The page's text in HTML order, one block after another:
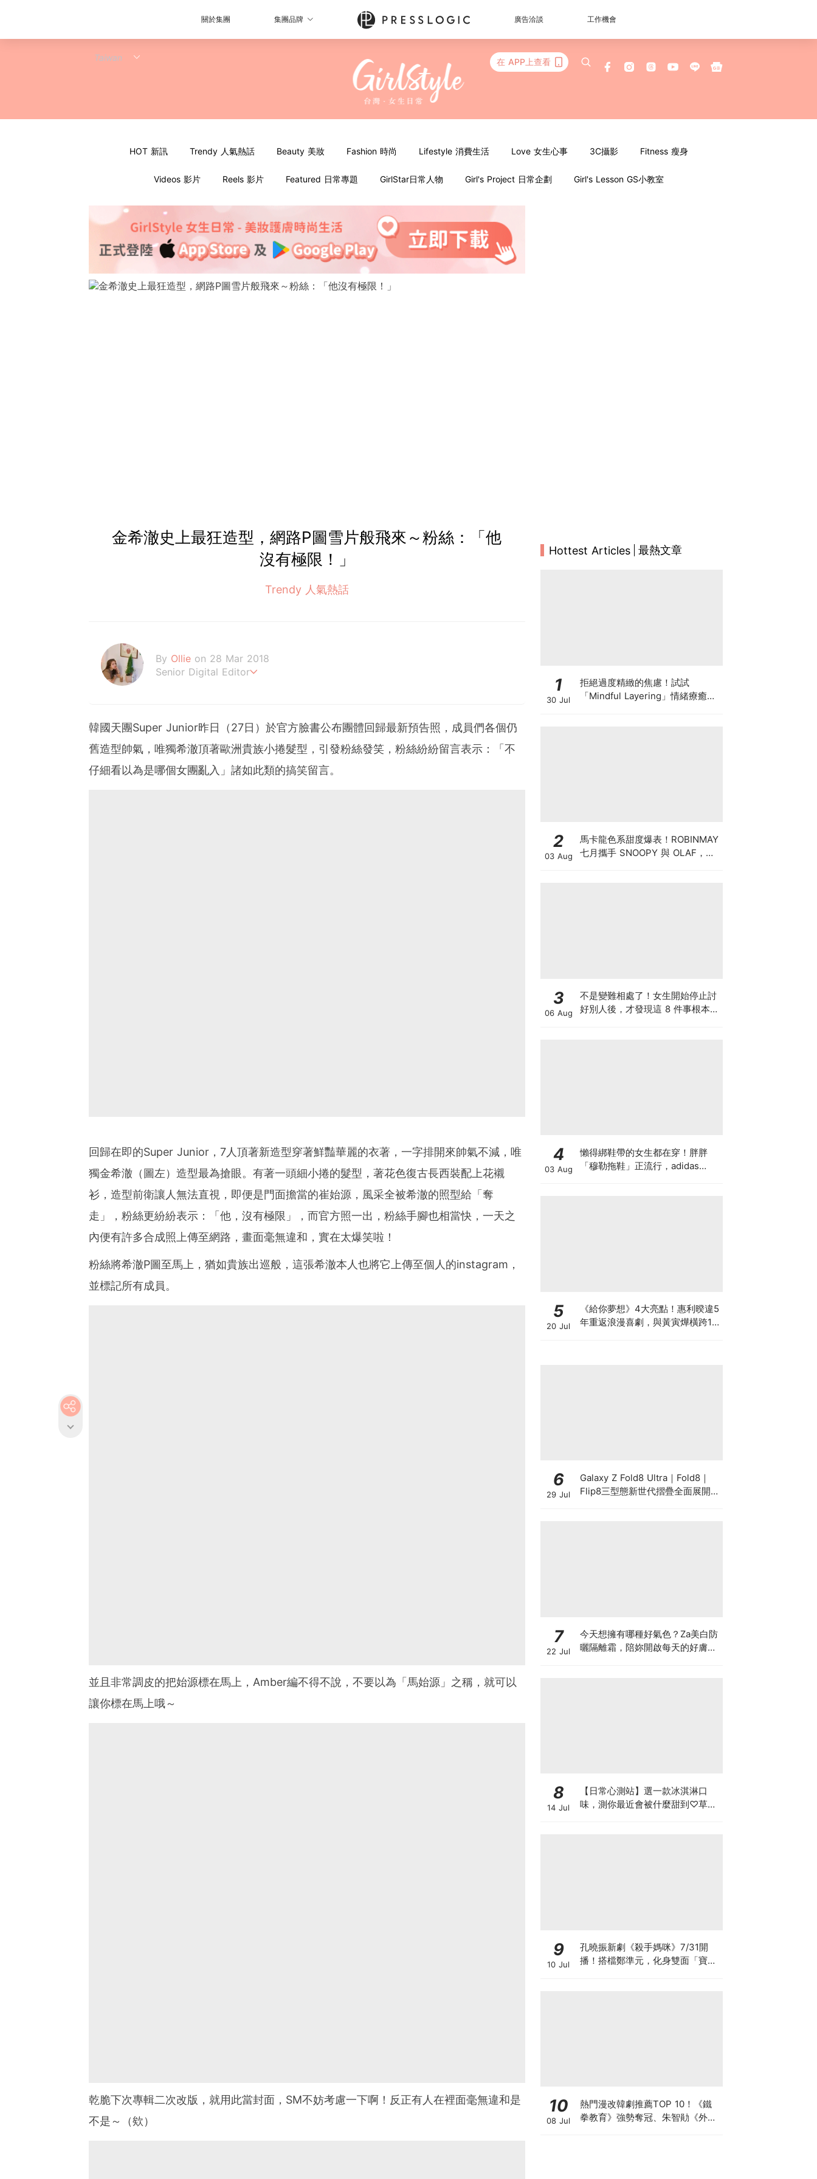
關於集團 集團品牌 廣告洽談 工作機會
在 APP上查看
HOT 新訊 Trendy 人氣熱話 Beauty 美妝 Fashion 時尚 Lifestyle 消費生活 Love 女生心事 3C攝影 Fitness 瘦身
Videos 影片 Reels 影片 Featured 日常專題 GirlStar日常人物 Girl's Project 日常企劃 Girl's Lesson GS小教室
金希澈史上最狂造型，網路P圖雪片般飛來～粉絲：「他
沒有極限！」
Trendy 人氣熱話
By Ollie on 28 Mar 2018
Senior Digital Editor
韓國天團Super Junior昨日（27日）於官方臉書公布團體回歸最新預告照，成員們各個仍
舊造型帥氣，唯獨希澈頂著歐洲貴族小捲髮型，引發粉絲發笑，粉絲紛紛留言表示：「不
仔細看以為是哪個女團亂入」諸如此類的搞笑留言。
回歸在即的Super Junior，7人頂著新造型穿著鮮豔華麗的衣著，一字排開來帥氣不減，唯
獨金希澈（圖左）造型最為搶眼。有著一頭細小捲的髮型，著花色復古長西裝配上花襯
衫，造型前衛讓人無法直視，即便是門面擔當的崔始源，風采全被希澈的照型給「奪
走」，粉絲更紛紛表示：「他，沒有極限」，而官方照一出，粉絲手腳也相當快，一天之
內便有許多合成照上傳至網路，畫面毫無違和，實在太爆笑啦！
粉絲將希澈P圖至馬上，猶如貴族出巡般，這張希澈本人也將它上傳至個人的instagram，
並標記所有成員。
並且非常調皮的把始源標在馬上，Amber編不得不說，不要以為「馬始源」之稱，就可以
讓你標在馬上哦～
乾脆下次專輯二次改版，就用此當封面，SM不妨考慮一下啊！反正有人在裡面毫無違和是
不是～（欸）
Hottest Articles 最熱文章
1
30 Jul
拒絕過度精緻的焦慮！試試
「Mindful Layering」情緒療癒
2
03 Aug
馬卡龍色系甜度爆表！ROBINMAY
七月攜手 SNOOPY 與 OLAF，打
3
06 Aug
不是變難相處了！女生開始停止討
好別人後，才發現這 8 件事根本沒
4
03 Aug
懶得綁鞋帶的女生都在穿！胖胖
「穆勒拖鞋」正流行，adidas
5
20 Jul
《給你夢想》4大亮點！惠利暌違5
年重返浪漫喜劇，與黃寅燁橫跨15
6
29 Jul
Galaxy Z Fold8 Ultra｜Fold8｜
Flip8三型態新世代摺疊全面展開！
7
22 Jul
今天想擁有哪種好氣色？Za美白防
曬隔離霜，陪妳開啟每天的好膚
8
14 Jul
【日常心測站】選一款冰淇淋口
味，測你最近會被什麼甜到♡草莓
9
10 Jul
孔曉振新劇《殺手媽咪》7/31開
播！搭檔鄭準元，化身雙面「寶媽
10
08 Jul
熱門漫改韓劇推薦TOP 10！《鐵
拳教育》強勢奪冠、朱智勛《外傷